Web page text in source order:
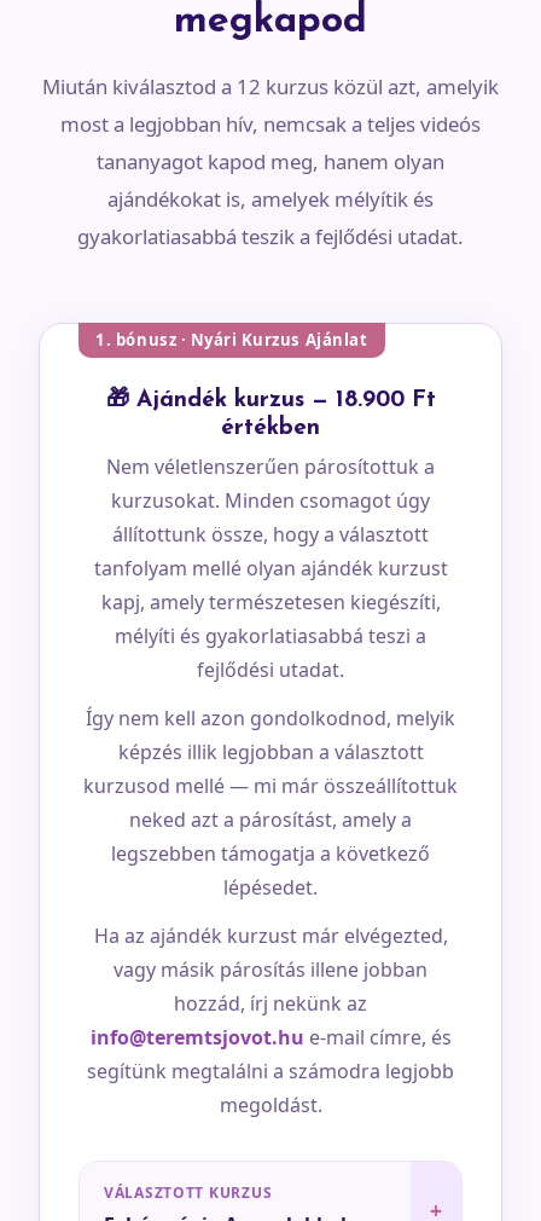
megkapod
Miután kiválasztod a 12 kurzus közül azt, amelyik
most a legjobban hív, nemcsak a teljes videós
tananyagot kapod meg, hanem olyan
ajándékokat is, amelyek mélyítik és
gyakorlatiasabbá teszik a fejlődési utadat.
1. bónusz · Nyári Kurzus Ajánlat
🎁 Ajándék kurzus — 18.900 Ft
értékben
Nem véletlenszerűen párosítottuk a
kurzusokat. Minden csomagot úgy
állítottunk össze, hogy a választott
tanfolyam mellé olyan ajándék kurzust
kapj, amely természetesen kiegészíti,
mélyíti és gyakorlatiasabbá teszi a
fejlődési utadat.
Így nem kell azon gondolkodnod, melyik
képzés illik legjobban a választott
kurzusod mellé — mi már összeállítottuk
neked azt a párosítást, amely a
legszebben támogatja a következő
lépésedet.
Ha az ajándék kurzust már elvégezted,
vagy másik párosítás illene jobban
hozzád, írj nekünk az
info@teremtsjovot.hu e-mail címre, és
segítünk megtalálni a számodra legjobb
megoldást.
VÁLASZTOTT KURZUS
+